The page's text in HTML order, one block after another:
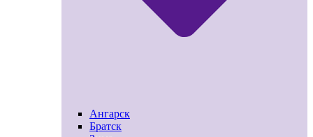
Ангарск
Братск